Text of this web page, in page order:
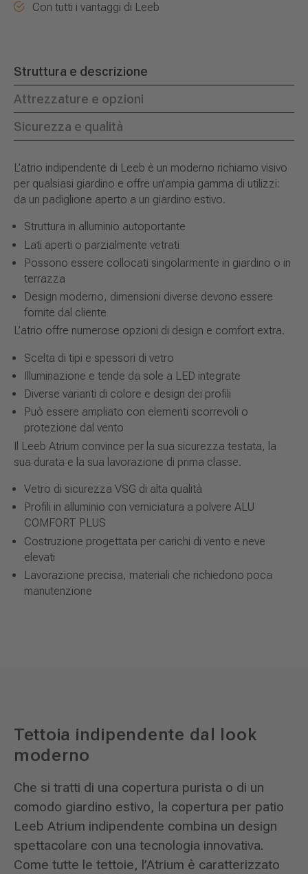
Con tutti i vantaggi di Leeb
Struttura e descrizione
Attrezzature e opzioni
Sicurezza e qualità
L’atrio indipendente di Leeb è un moderno richiamo visivo
per qualsiasi giardino e offre un’ampia gamma di utilizzi:
da un padiglione aperto a un giardino estivo.
Struttura in alluminio autoportante
Lati aperti o parzialmente vetrati
Possono essere collocati singolarmente in giardino o in
terrazza
Design moderno, dimensioni diverse devono essere
fornite dal cliente
L’atrio offre numerose opzioni di design e comfort extra.
Scelta di tipi e spessori di vetro
Illuminazione e tende da sole a LED integrate
Diverse varianti di colore e design dei profili
Può essere ampliato con elementi scorrevoli o
protezione dal vento
Il Leeb Atrium convince per la sua sicurezza testata, la
sua durata e la sua lavorazione di prima classe.
Vetro di sicurezza VSG di alta qualità
Profili in alluminio con verniciatura a polvere ALU
COMFORT PLUS
Costruzione progettata per carichi di vento e neve
elevati
Lavorazione precisa, materiali che richiedono poca
manutenzione
Tettoia indipendente dal look
moderno
Che si tratti di una copertura purista o di un
comodo giardino estivo, la copertura per patio
Leeb Atrium indipendente combina un design
spettacolare con una tecnologia innovativa.
Come tutte le tettoie, l’Atrium è caratterizzato